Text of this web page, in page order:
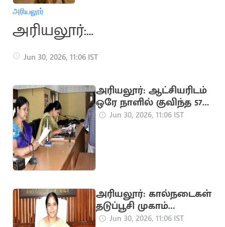
அரியலூர்
அரியலூர்:
தெருநாய்
தொல்லையா?
இத பண்ணுங்க
Jun 30, 2026, 11:06 IST
அரியலூர்: ஆட்சியரிடம்
ஒரே நாளில் குவிந்த 575
மனுக்கள்
Jun 30, 2026, 11:06 IST
அரியலூர்: கால்நடைகள்
தடுப்பூசி முகாம்
அறிவிப்பு
Jun 30, 2026, 11:06 IST